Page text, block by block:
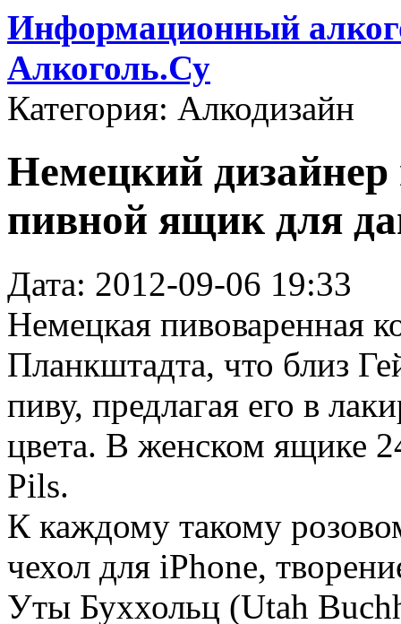
Информационный
Алкоголь.Су
Категория: Алкодизайн
Немецкий
пивной ящик для
Дата: 2012-09-06 19:33
Немецкая пивоваренная
Планкштадта, что близ
пиву, предлагая его в
цвета. В женском ящике
Pils.
К каждому такому
чехол для iPhone,
Уты Буххольц (Utah